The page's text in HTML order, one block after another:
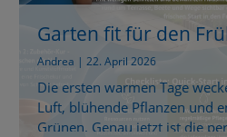
Garten fit für den
einfachen Hausmitteln
Andrea | 22. April 2026
Die ersten warmen Tage
Luft, blühende Pflanzen und
Grünen. Genau jetzt ist die